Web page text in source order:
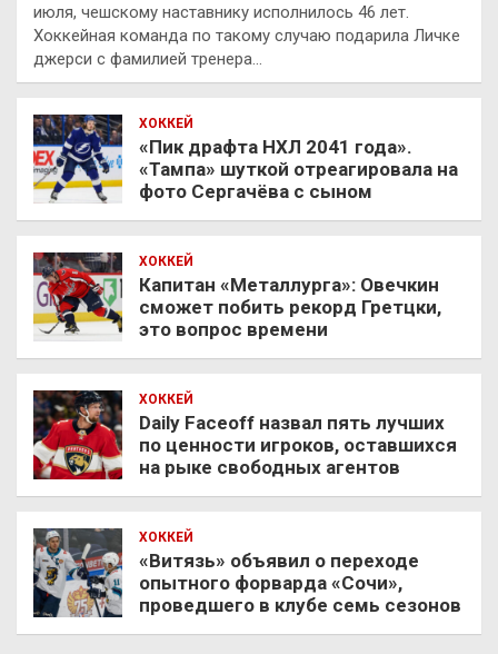
июля, чешскому наставнику исполнилось 46 лет.
Хоккейная команда по такому случаю подарила Личке
джерси с фамилией тренера…
ХОККЕЙ
«Пик драфта НХЛ 2041 года».
«Тампа» шуткой отреагировала на
фото Сергачёва с сыном
ХОККЕЙ
Капитан «Металлурга»: Овечкин
сможет побить рекорд Гретцки,
это вопрос времени
ХОККЕЙ
Daily Faceoff назвал пять лучших
по ценности игроков, оставшихся
на рыке свободных агентов
ХОККЕЙ
«Витязь» объявил о переходе
опытного форварда «Сочи»,
проведшего в клубе семь сезонов